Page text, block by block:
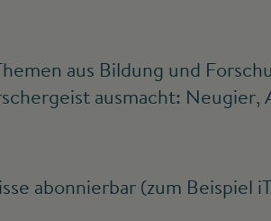
aus Bildung und
ausmacht:
abonnierbar (zum Beispiel